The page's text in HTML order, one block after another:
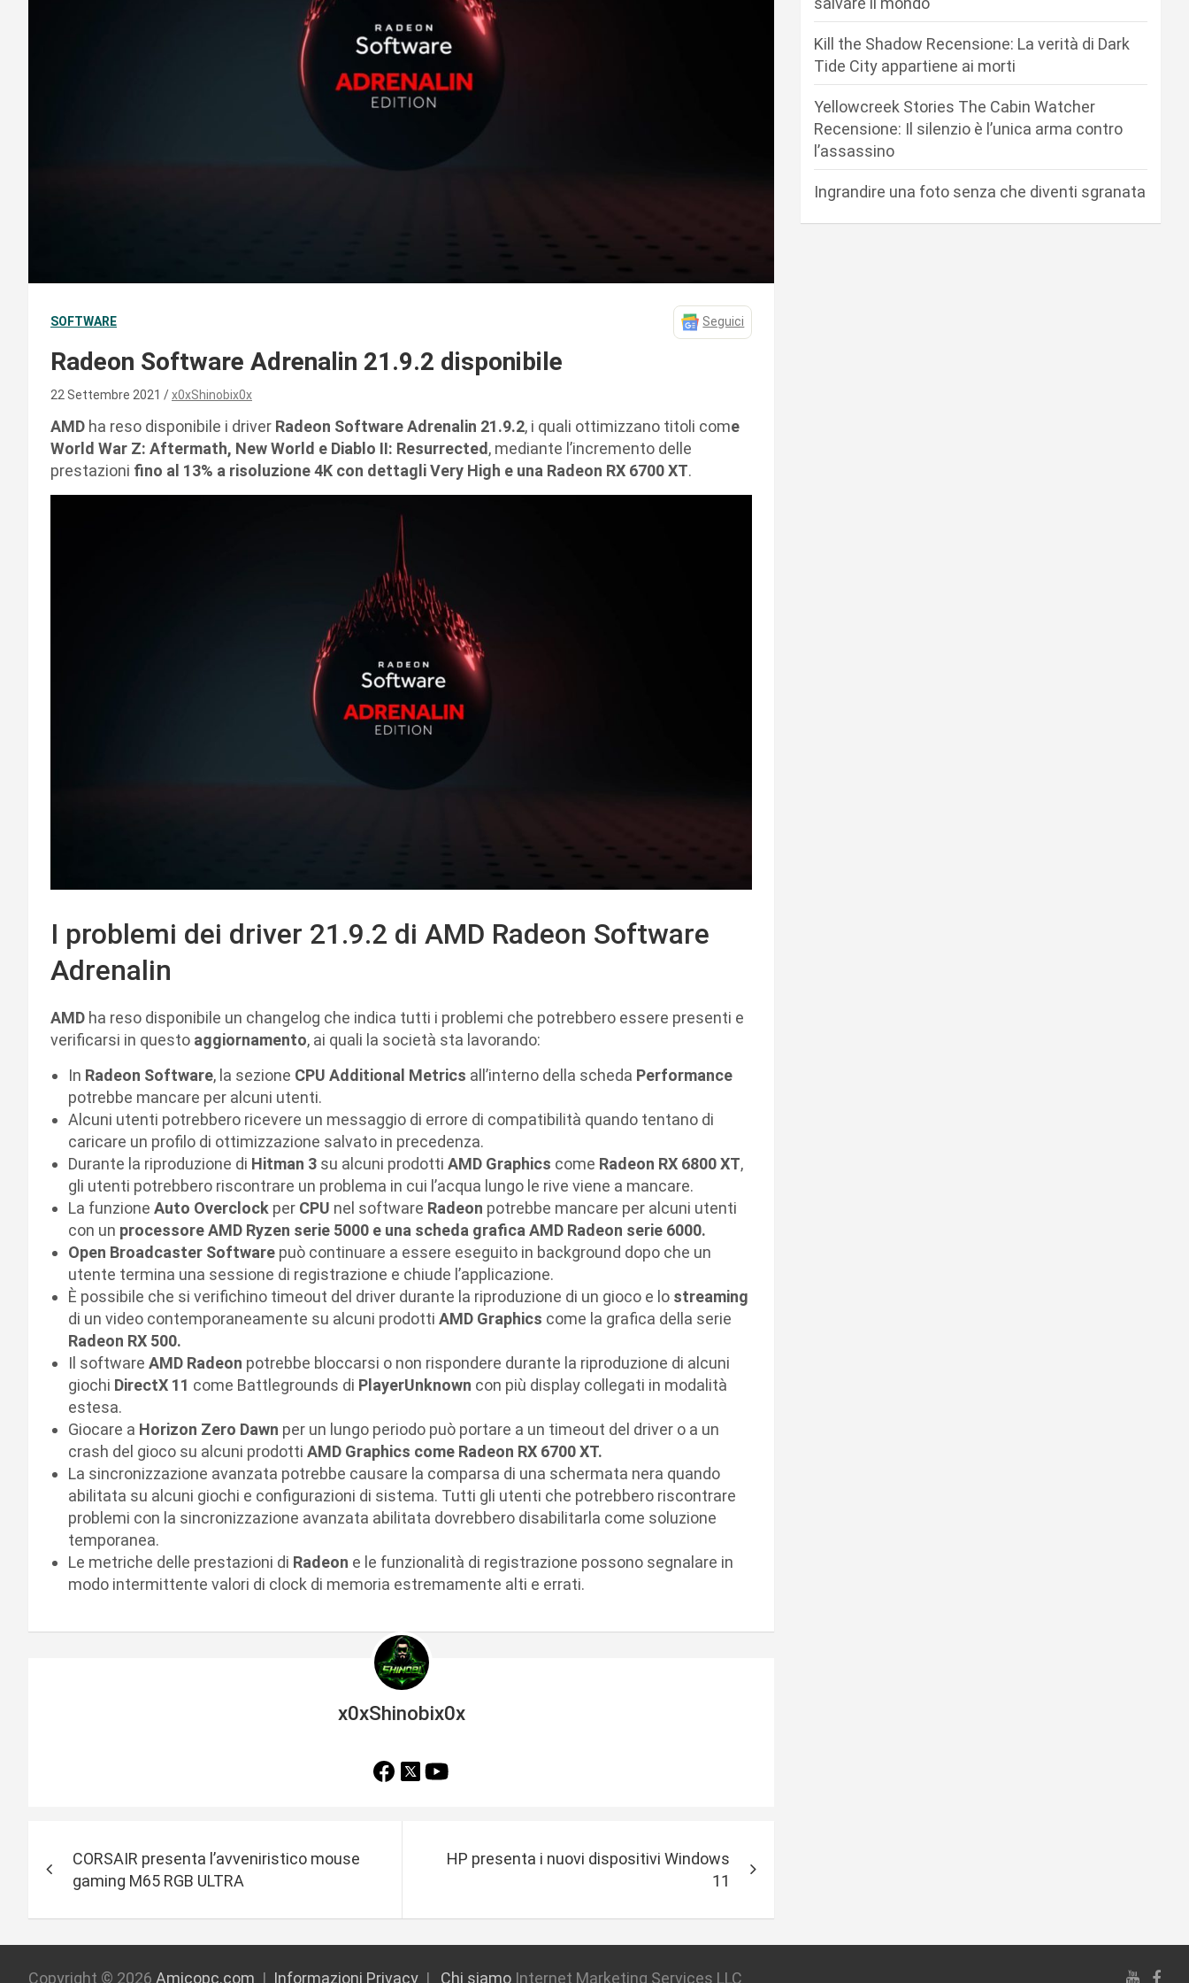
SOFTWARE Seguici
Radeon Software Adrenalin 21.9.2 disponibile
22 Settembre 2021 x0xShinobix0x
AMD ha reso disponibile i driver Radeon Software Adrenalin 21.9.2, i quali ottimizzano titoli come
World War Z: Aftermath, New World e Diablo II: Resurrected , mediante l’incremento delle
prestazioni fino al 13% a risoluzione 4K con dettagli Very High e una Radeon RX 6700 XT.
I problemi dei driver 21.9.2 di AMD Radeon Software
Adrenalin
AMD ha reso disponibile un changelog che indica tutti i problemi che potrebbero essere presenti e
verificarsi in questo aggiornamento, ai quali la società sta lavorando:
In Radeon Software, la sezione CPU Additional Metrics all’interno della scheda Performance
potrebbe mancare per alcuni utenti.
Alcuni utenti potrebbero ricevere un messaggio di errore di compatibilità quando tentano di
caricare un profilo di ottimizzazione salvato in precedenza.
Durante la riproduzione di Hitman 3 su alcuni prodotti AMD Graphics come Radeon RX 6800 XT,
gli utenti potrebbero riscontrare un problema in cui l’acqua lungo le rive viene a mancare.
La funzione Auto Overclock per CPU nel software Radeon potrebbe mancare per alcuni utenti
con un processore AMD Ryzen serie 5000 e una scheda grafica AMD Radeon serie 6000.
Open Broadcaster Software può continuare a essere eseguito in background dopo che un
utente termina una sessione di registrazione e chiude l’applicazione.
È possibile che si verifichino timeout del driver durante la riproduzione di un gioco e lo streaming
di un video contemporaneamente su alcuni prodotti AMD Graphics come la grafica della serie
Radeon RX 500.
Il software AMD Radeon potrebbe bloccarsi o non rispondere durante la riproduzione di alcuni
giochi DirectX 11 come Battlegrounds di PlayerUnknown con più display collegati in modalità
estesa.
Giocare a Horizon Zero Dawn per un lungo periodo può portare a un timeout del driver o a un
crash del gioco su alcuni prodotti AMD Graphics come Radeon RX 6700 XT.
La sincronizzazione avanzata potrebbe causare la comparsa di una schermata nera quando
abilitata su alcuni giochi e configurazioni di sistema. Tutti gli utenti che potrebbero riscontrare
problemi con la sincronizzazione avanzata abilitata dovrebbero disabilitarla come soluzione
temporanea.
Le metriche delle prestazioni di Radeon e le funzionalità di registrazione possono segnalare in
modo intermittente valori di clock di memoria estremamente alti e errati.
x0xShinobix0x
v
i
CORSAIR presenta l’avveniristico mouse
gaming M65 RGB ULTRA
HP presenta i nuovi dispositivi Windows
11
Kill the Shadow Recensione: La verità di Dark
Tide City appartiene ai morti
Yellowcreek Stories The Cabin Watcher
Recensione: Il silenzio è l’unica arma contro
l’assassino
Ingrandire una foto senza che diventi sgranata
Copyright © 2026 Amicopc.com Informazioni Privacy Chi siamo Internet Marketing Services LLC